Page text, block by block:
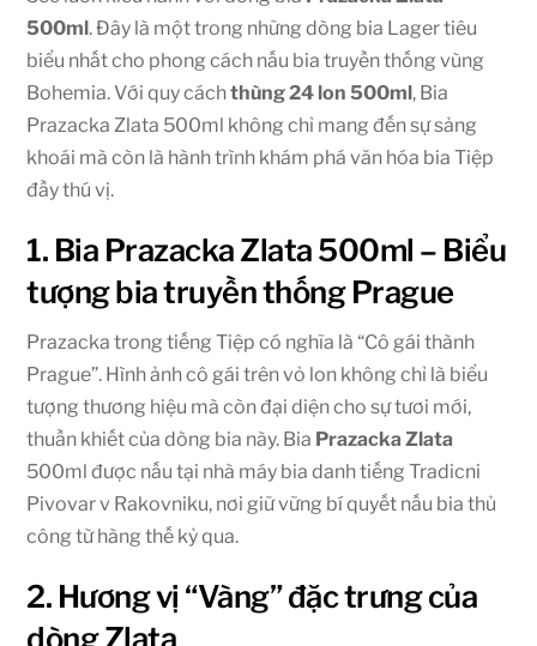
500ml . Đây là một trong những dòng bia Lager tiêu
biểu nhất cho phong cách nấu bia truyền thống vùng
Bohemia. Với quy cáchthùng 24 lon 500ml , Bia
Prazacka Zlata 500ml không chỉ mang đến sự sảng
khoái mà còn là hành trình khám phá văn hóa bia Tiệp
đầy thú vị.
1. Bia Prazacka Zlata 500ml – Biểu
tượng bia truyền thống Prague
Prazacka trong tiếng Tiệp có nghĩa là “Cô gái thành
Prague”. Hình ảnh cô gái trên vỏ lon không chỉ là biểu
tượng thương hiệu mà còn đại diện cho sự tươi mới,
thuần khiết của dòng bia này. Bia Prazacka Zlata
500ml được nấu tại nhà máy bia danh tiếng Tradicni
Pivovar v Rakovniku, nơi giữ vững bí quyết nấu bia thủ
công từ hàng thế kỷ qua.
2. Hương vị “Vàng” đặc trưng của
dòng Zlata